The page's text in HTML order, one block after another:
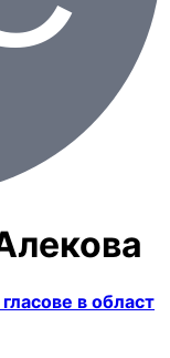
в област